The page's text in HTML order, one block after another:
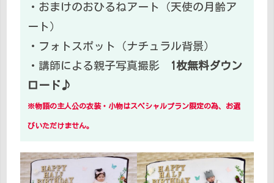
・おまけのおひるねアート（天使の月齢ア
ート）
・フォトスポット（ナチュラル背景）
・講師による親子写真撮影
1枚無料ダウン
ロード♪
※物語の主人公の衣装・小物はスペシャルプラン限定の為、お選
びいただけません。